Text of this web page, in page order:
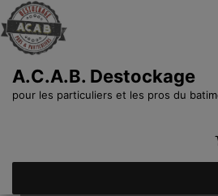
A.C.A.B. Destockage
pour les particuliers et les pros du